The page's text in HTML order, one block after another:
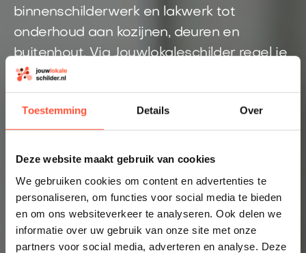
Toestemming Details Over
Deze website maakt gebruik van cookies
We gebruiken cookies om content en advertenties te
personaliseren, om functies voor social media te bieden
en om ons websiteverkeer te analyseren. Ook delen we
informatie over uw gebruik van onze site met onze
partners voor social media, adverteren en analyse. Deze
binnenschilderwerk en lakwerk tot
onderhoud aan kozijnen, deuren en
buitenhout. Via Jouwlokaleschilder regel je
snel een schilder uit de regio Deurne. Eén
aanvraag is genoeg om duidelijkheid te
krijgen over prijs, planning en uitvoering.
Altijd een schilder bij jou in de buurt
Prijsindicatie starten
👉 Inzicht in enkele minuten